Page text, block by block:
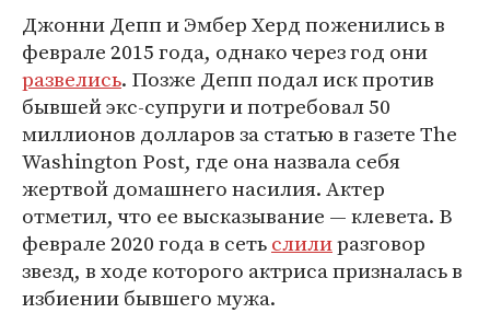
Джонни Депп и Эмбер Херд поженились в
феврале 2015 года, однако через год они
развелись. Позже Депп подал иск против
бывшей экс-супруги и потребовал 50
миллионов долларов за статью в газете The
Washington Post, где она назвала себя
жертвой домашнего насилия. Актер
отметил, что ее высказывание — клевета. В
феврале 2020 года в сетьслилиразговор
звезд, в ходе которого актриса призналась в
избиении бывшего мужа.